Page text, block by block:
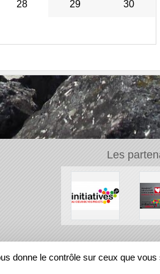
28 29 30
Les
donne le contrôle sur ceux que